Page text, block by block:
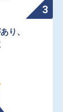
り、